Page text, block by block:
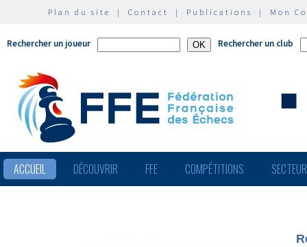
Plan du site | Contact | Publications | Mon
Rechercher un joueur Rechercher un club
ACCUEIL DÉCOUVRIR FFE COMPÉTITIONS